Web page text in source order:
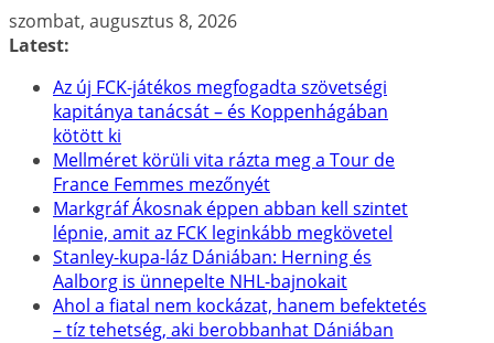
Skip
to
szombat, augusztus 8, 2026
Latest:
Az új FCK-játékos megfogadta szövetségi
kapitánya tanácsát – és Koppenhágában
kötött ki
Mellméret körüli vita rázta meg a Tour de
France Femmes mezőnyét
Markgráf Ákosnak éppen abban kell szintet
lépnie, amit az FCK leginkább megkövetel
Stanley-kupa-láz Dániában: Herning és
Aalborg is ünnepelte NHL-bajnokait
Ahol a fiatal nem kockázat, hanem befektetés
– tíz tehetség, aki berobbanhat Dániában